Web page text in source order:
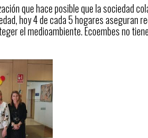
que hace posible que la sociedad
hoy 4 de cada 5 hogares aseguran
el medioambiente. Ecoembes no